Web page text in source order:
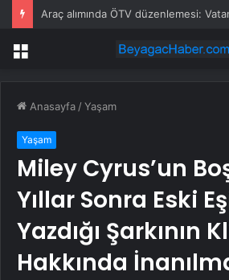
Menü
Anasayfa /Yaşam
Yaşam
Miley Cyrus’un
Yıllar Sonra Eski
Yazdığı Şarkının
Hakkında